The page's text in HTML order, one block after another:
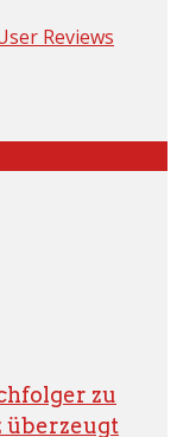
Reviews
zu
überzeugt